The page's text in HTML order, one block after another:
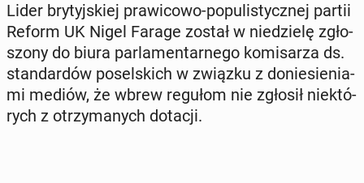
Lider bry­tyj­skiej pra­wi­co­wo-po­pu­li­stycz­nej partii
Reform UK Nigel Farage został w nie­dzie­lę zgło­
szo­ny do biura par­la­men­tar­ne­go ko­mi­sa­rza ds.
stan­dar­dów po­sel­skich w związku z do­nie­sie­nia­
mi mediów, że wbrew regułom nie zgłosił nie­któ­
rych z otrzy­ma­nych dotacji.